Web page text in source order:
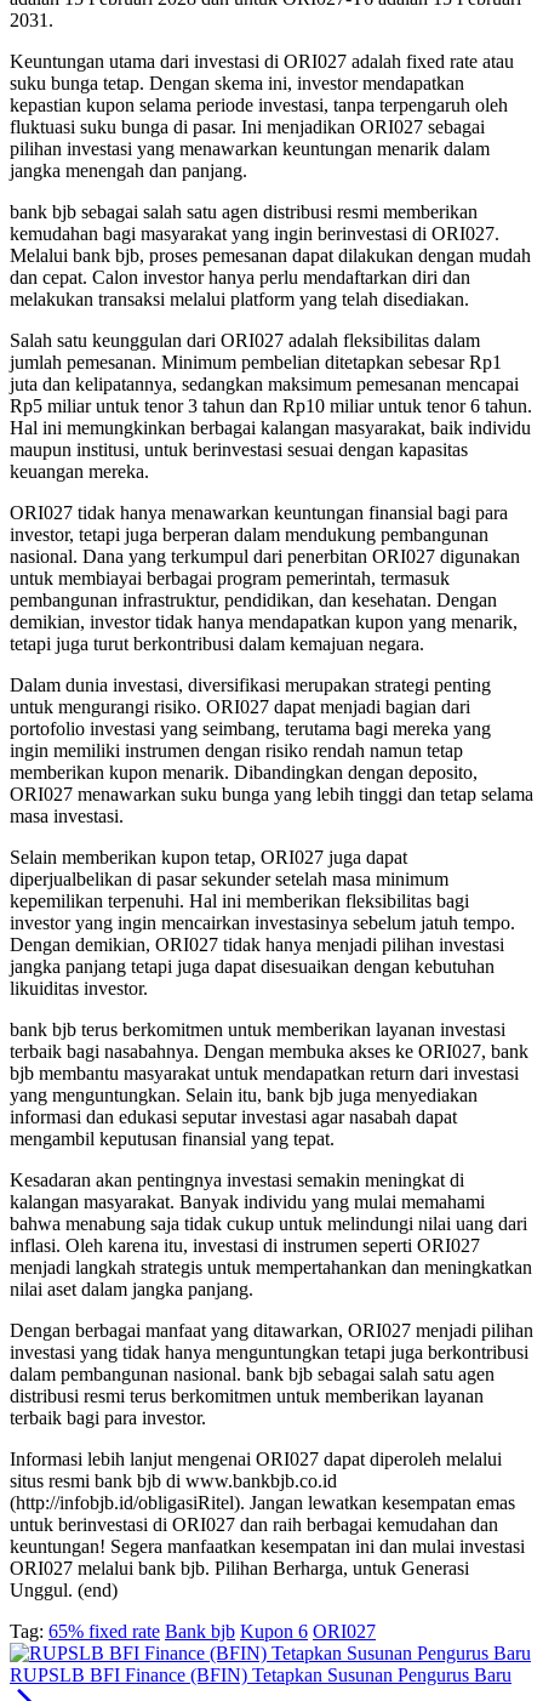
2031.
Keuntungan utama dari investasi di ORI027 adalah fixed rate atau
suku bunga tetap. Dengan skema ini, investor mendapatkan
kepastian kupon selama periode investasi, tanpa terpengaruh oleh
fluktuasi suku bunga di pasar. Ini menjadikan ORI027 sebagai
pilihan investasi yang menawarkan keuntungan menarik dalam
jangka menengah dan panjang.
bank bjb sebagai salah satu agen distribusi resmi memberikan
kemudahan bagi masyarakat yang ingin berinvestasi di ORI027.
Melalui bank bjb, proses pemesanan dapat dilakukan dengan mudah
dan cepat. Calon investor hanya perlu mendaftarkan diri dan
melakukan transaksi melalui platform yang telah disediakan.
Salah satu keunggulan dari ORI027 adalah fleksibilitas dalam
jumlah pemesanan. Minimum pembelian ditetapkan sebesar Rp1
juta dan kelipatannya, sedangkan maksimum pemesanan mencapai
Rp5 miliar untuk tenor 3 tahun dan Rp10 miliar untuk tenor 6 tahun.
Hal ini memungkinkan berbagai kalangan masyarakat, baik individu
maupun institusi, untuk berinvestasi sesuai dengan kapasitas
keuangan mereka.
ORI027 tidak hanya menawarkan keuntungan finansial bagi para
investor, tetapi juga berperan dalam mendukung pembangunan
nasional. Dana yang terkumpul dari penerbitan ORI027 digunakan
untuk membiayai berbagai program pemerintah, termasuk
pembangunan infrastruktur, pendidikan, dan kesehatan. Dengan
demikian, investor tidak hanya mendapatkan kupon yang menarik,
tetapi juga turut berkontribusi dalam kemajuan negara.
Dalam dunia investasi, diversifikasi merupakan strategi penting
untuk mengurangi risiko. ORI027 dapat menjadi bagian dari
portofolio investasi yang seimbang, terutama bagi mereka yang
ingin memiliki instrumen dengan risiko rendah namun tetap
memberikan kupon menarik. Dibandingkan dengan deposito,
ORI027 menawarkan suku bunga yang lebih tinggi dan tetap selama
masa investasi.
Selain memberikan kupon tetap, ORI027 juga dapat
diperjualbelikan di pasar sekunder setelah masa minimum
kepemilikan terpenuhi. Hal ini memberikan fleksibilitas bagi
investor yang ingin mencairkan investasinya sebelum jatuh tempo.
Dengan demikian, ORI027 tidak hanya menjadi pilihan investasi
jangka panjang tetapi juga dapat disesuaikan dengan kebutuhan
likuiditas investor.
bank bjb terus berkomitmen untuk memberikan layanan investasi
terbaik bagi nasabahnya. Dengan membuka akses ke ORI027, bank
bjb membantu masyarakat untuk mendapatkan return dari investasi
yang menguntungkan. Selain itu, bank bjb juga menyediakan
informasi dan edukasi seputar investasi agar nasabah dapat
mengambil keputusan finansial yang tepat.
Kesadaran akan pentingnya investasi semakin meningkat di
kalangan masyarakat. Banyak individu yang mulai memahami
bahwa menabung saja tidak cukup untuk melindungi nilai uang dari
inflasi. Oleh karena itu, investasi di instrumen seperti ORI027
menjadi langkah strategis untuk mempertahankan dan meningkatkan
nilai aset dalam jangka panjang.
Dengan berbagai manfaat yang ditawarkan, ORI027 menjadi pilihan
investasi yang tidak hanya menguntungkan tetapi juga berkontribusi
dalam pembangunan nasional. bank bjb sebagai salah satu agen
distribusi resmi terus berkomitmen untuk memberikan layanan
terbaik bagi para investor.
Informasi lebih lanjut mengenai ORI027 dapat diperoleh melalui
situs resmi bank bjb di www.bankbjb.co.id
(http://infobjb.id/obligasiRitel). Jangan lewatkan kesempatan emas
untuk berinvestasi di ORI027 dan raih berbagai kemudahan dan
keuntungan! Segera manfaatkan kesempatan ini dan mulai investasi
ORI027 melalui bank bjb. Pilihan Berharga, untuk Generasi
Unggul. (end)
Tag: 65% fixed rate Bank bjb Kupon 6 ORI027
RUPSLB BFI Finance (BFIN) Tetapkan Susunan Pengurus Baru